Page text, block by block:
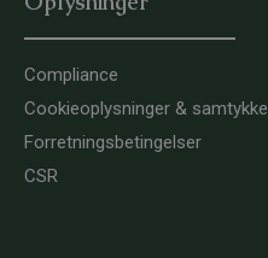
Compliance
Cookieoplysninger & samtykke
Forretningsbetingelser
CSR